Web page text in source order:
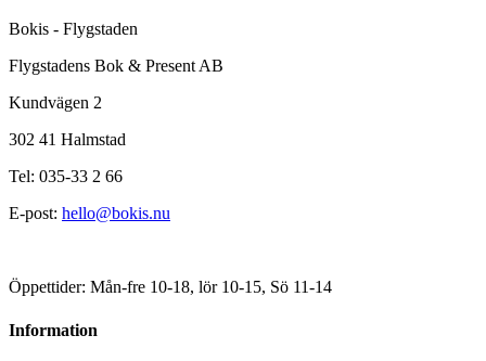
Bokis - Flygstaden
Flygstadens Bok & Present AB
Kundvägen 2
302 41 Halmstad
Tel: 035-33 2 66
E-post: hello@bokis.nu
Öppettider: Mån-fre 10-18, lör 10-15, Sö 11-14
Information